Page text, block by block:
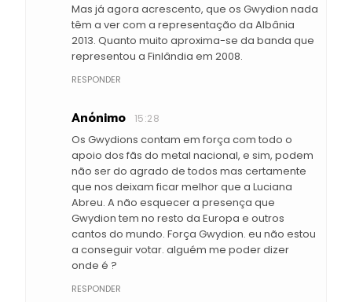
Mas já agora acrescento, que os Gwydion nada
têm a ver com a representação da Albânia
2013. Quanto muito aproxima-se da banda que
representou a Finlândia em 2008.
RESPONDER
Anónimo 15:28
Os Gwydions contam em força com todo o
apoio dos fãs do metal nacional, e sim, podem
não ser do agrado de todos mas certamente
que nos deixam ficar melhor que a Luciana
Abreu. A não esquecer a presença que
Gwydion tem no resto da Europa e outros
cantos do mundo. Força Gwydion. eu não estou
a conseguir votar. alguém me poder dizer
onde é ?
RESPONDER